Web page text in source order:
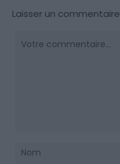
Laisser un commentaire